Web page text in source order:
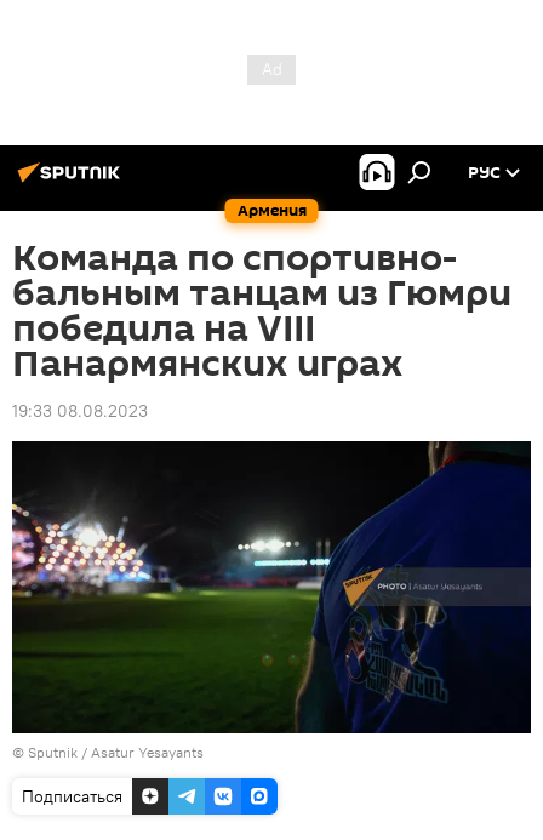
Армения
РУС
Команда по спортивно-
бальным танцам из Гюмри
победила на VIII
Панармянских играх
19:33 08.08.2023
© Sputnik / Asatur Yesayants
Подписаться